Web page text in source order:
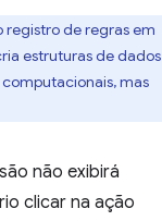
registro de regras em
estruturas de dados
mas
não exibirá
clicar na ação